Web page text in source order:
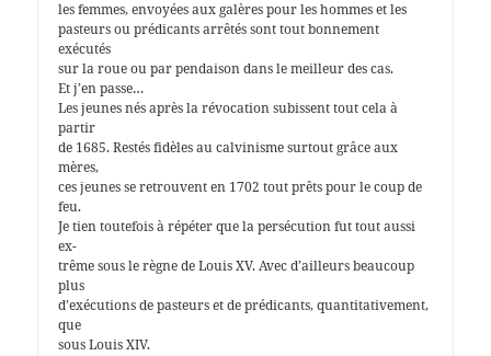
les femmes, envoyées aux galères pour les hommes et les
pasteurs ou prédicants arrêtés sont tout bonnement
exécutés
sur la roue ou par pendaison dans le meilleur des cas.
Et j’en passe…
Les jeunes nés après la révocation subissent tout cela à
partir
de 1685. Restés fidèles au calvinisme surtout grâce aux
mères,
ces jeunes se retrouvent en 1702 tout prêts pour le coup de
feu.
Je tien toutefois à répéter que la persécution fut tout aussi
ex-
trême sous le règne de Louis XV. Avec d’ailleurs beaucoup
plus
d’exécutions de pasteurs et de prédicants, quantitativement,
que
sous Louis XIV.